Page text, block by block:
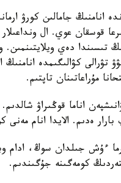
انامنىڭ جامالىن كورۋ
قوسقان عوي. ال ونداعىلار
تىسىندا دەي
تۋرالى كۋالىگىمدە
مۇراعاتىنان تاپتىم.
اناما قوڭىراۋ
ەدىم. الايدا انام
ءۇش جىلدان سوڭ، ادام
كومەگىنە جۇگىندىم.